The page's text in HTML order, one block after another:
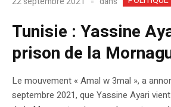
Tunisie : Yassine
prison de la
Le mouvement « Amal w 3mal », a
septembre 2021, que Yassine Ayari